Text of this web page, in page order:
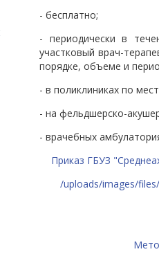
- бесплатно;
- периодически в
участковый врач-
порядке, объеме и
- в поликлиниках по
- на фельдшерско-
- врачебных
Приказ ГБУЗ
/uploads/images/